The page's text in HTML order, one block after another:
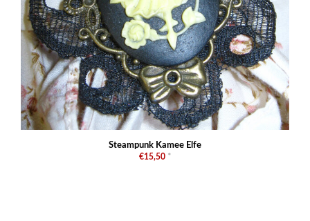
Steampunk Kamee Elfe
€15,50 *